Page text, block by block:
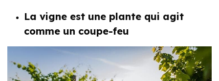
La vigne est une plante qui agit
comme un coupe-feu